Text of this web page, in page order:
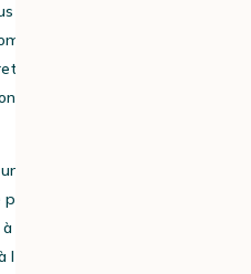
nettoyez votre
tout élément
vos appareils
hygiène de votre
chiffon doux et
la façade de
grain, et nettoyez
claire et